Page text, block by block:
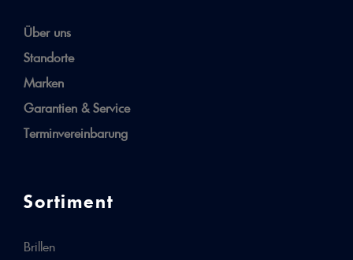
Über uns
Standorte
Marken
Garantien & Service
Terminvereinbarung
Sortiment
Brillen